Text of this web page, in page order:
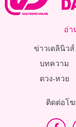
อ่า
ข่าวเดลินิวส์
บทความ
ดวง-หวย
ติดต่อโ